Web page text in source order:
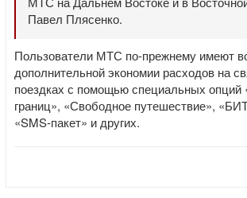
Павел Плясенко.
Пользователи МТС по-прежнему имеют
дополнительной экономии расходов на
поездках с помощью специальных опций
границ», «Свободное путешествие»,
«SMS-пакет» и других.